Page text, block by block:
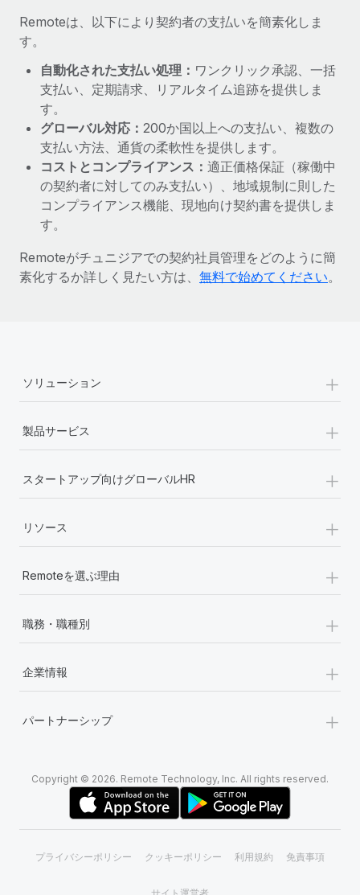
給与詐欺：種類、事例、ビジネスを守る方法
給与, 賃金は詐欺の特に魅力的な標的です。多額の資金がシステ
ム間で頻繁に移動しているためです。このため、自社のビジネス
を保護することは極めて重要です。...
詳細を見る
Remoteは、以下により契約者の支払いを簡素化しま
す。
自動化された支払い処理： ワンクリック承認、一括
支払い、定期請求、リアルタイム追跡を提供しま
す。
グローバル対応： 200か国以上への支払い、複数の
支払い方法、通貨の柔軟性を提供します。
コストとコンプライアンス： 適正価格保証（稼働中
の契約者に対してのみ支払い）、地域規制に則した
コンプライアンス機能、現地向け契約書を提供しま
す。
Remoteがチュニジアでの契約社員管理をどのように簡
素化するか詳しく見たい方は、 無料で始めてください。
ソリューション +
製品サービス +
スタートアップ向けグローバルHR +
リソース +
Remoteを選ぶ理由 +
職務・職種別 +
企業情報 +
パートナーシップ +
Copyright © 2026. Remote Technology, Inc. All rights reserved.
プライバシーポリシー クッキーポリシー 利用規約 免責事項